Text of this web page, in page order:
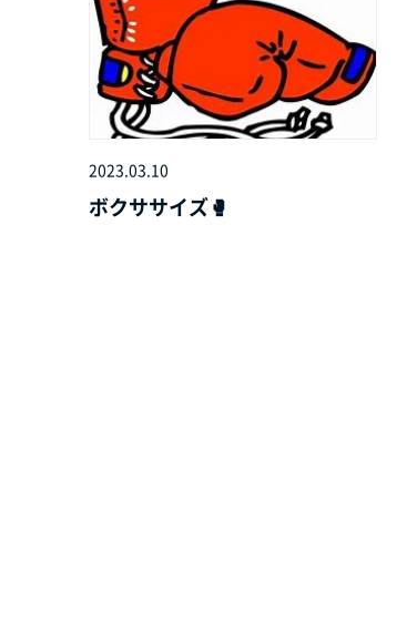
2023.03.10
ボクササイズ🥊